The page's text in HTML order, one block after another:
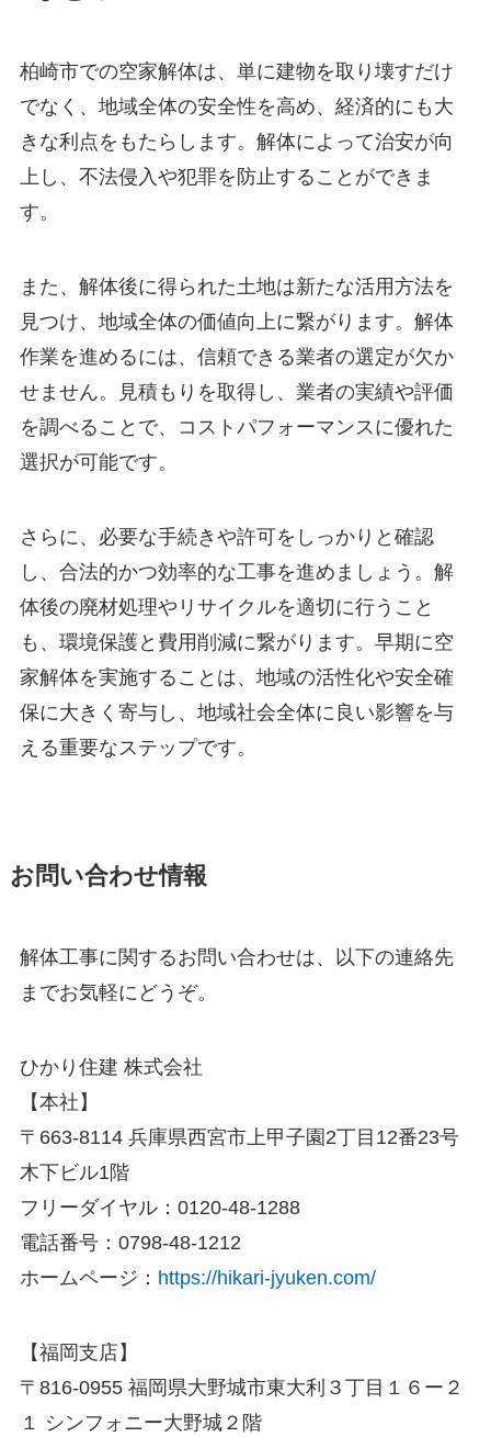
柏崎市での空家解体は、単に建物を取り壊すだけ
でなく、地域全体の安全性を高め、経済的にも大
きな利点をもたらします。解体によって治安が向
上し、不法侵入や犯罪を防止することができま
す。
また、解体後に得られた土地は新たな活用方法を
見つけ、地域全体の価値向上に繋がります。解体
作業を進めるには、信頼できる業者の選定が欠か
せません。見積もりを取得し、業者の実績や評価
を調べることで、コストパフォーマンスに優れた
選択が可能です。
さらに、必要な手続きや許可をしっかりと確認
し、合法的かつ効率的な工事を進めましょう。解
体後の廃材処理やリサイクルを適切に行うこと
も、環境保護と費用削減に繋がります。早期に空
家解体を実施することは、地域の活性化や安全確
保に大きく寄与し、地域社会全体に良い影響を与
える重要なステップです。
お問い合わせ情報
解体工事に関するお問い合わせは、以下の連絡先
までお気軽にどうぞ。
ひかり住建 株式会社
【本社】
〒663-8114 兵庫県西宮市上甲子園2丁目12番23号
木下ビル1階
フリーダイヤル：0120-48-1288
電話番号：0798-48-1212
ホームページ： https://hikari-jyuken.com/
【福岡支店】
〒816-0955 福岡県大野城市東大利３丁目１６ー２
１ シンフォニー大野城２階